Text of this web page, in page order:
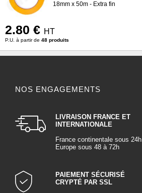
18mm x 50m - Extra fin
2.80 € HT
P.U. à partir de 48 produits
NOS ENGAGEMENTS
LIVRAISON FRANCE ET
INTERNATIONALE
France continentale sous 24h
Europe sous 48 à 72h
PAIEMENT SÉCURISÉ
CRYPTÉ PAR SSL